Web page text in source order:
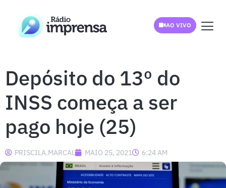
AO VIVO
Depósito do 13º do
INSS começa a ser
pago hoje (25)
PRISCILA.MARCAL MAIO 25, 2021 6:24 AM